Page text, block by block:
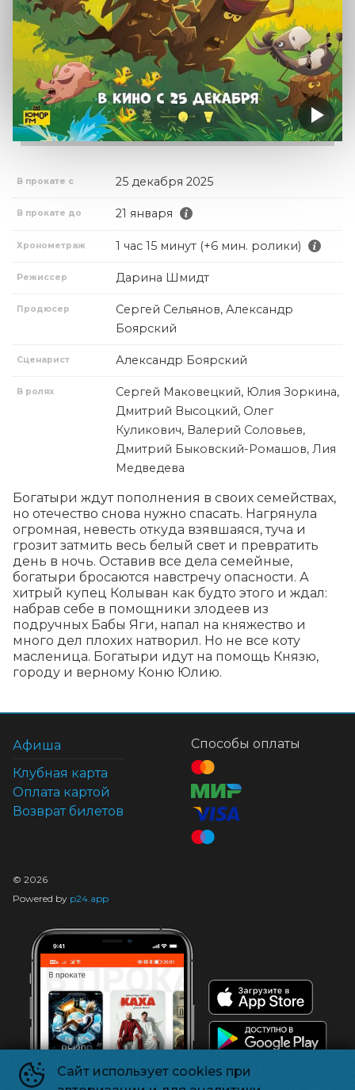
В прокате с 25 декабря 2025
В прокате до 21 января
Хронометраж 1 час 15 минут (+6 мин. ролики)
Режиссер Дарина Шмидт
Продюсер
Сергей Сельянов, Александр
Боярский
Сценарист Александр Боярский
В ролях
Сергей Маковецкий, Юлия Зоркина,
Дмитрий Высоцкий, Олег
Куликович, Валерий Соловьев,
Дмитрий Быковский-Ромашов, Лия
Медведева
Богатыри ждут пополнения в своих семействах,
но отечество снова нужно спасать. Нагрянула
огромная, невесть откуда взявшаяся, туча и
грозит затмить весь белый свет и превратить
день в ночь. Оставив все дела семейные,
богатыри бросаются навстречу опасности. А
хитрый купец Колыван как будто этого и ждал:
набрав себе в помощники злодеев из
подручных Бабы Яги, напал на княжество и
много дел плохих натворил. Но не все коту
масленица. Богатыри идут на помощь Князю,
городу и верному Коню Юлию.
Сайт использует cookies при
Афиша
Клубная карта
Оплата картой
Возврат билетов
Способы оплаты
© 2026
Powered by p24.app